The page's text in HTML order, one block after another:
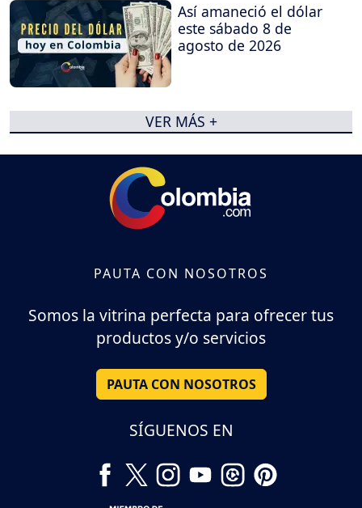
Así amaneció el dólar
este sábado 8 de
agosto de 2026
VER MÁS +
PAUTA CON NOSOTROS
Somos la vitrina perfecta para ofrecer tus
productos y/o servicios
PAUTA CON NOSOTROS
SÍGUENOS EN